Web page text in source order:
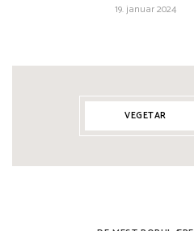
19. januar 2024
VEGETAR